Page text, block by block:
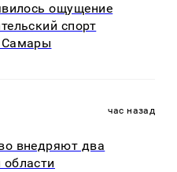
ощущение
спорт
Самары
час назад
внедряют два